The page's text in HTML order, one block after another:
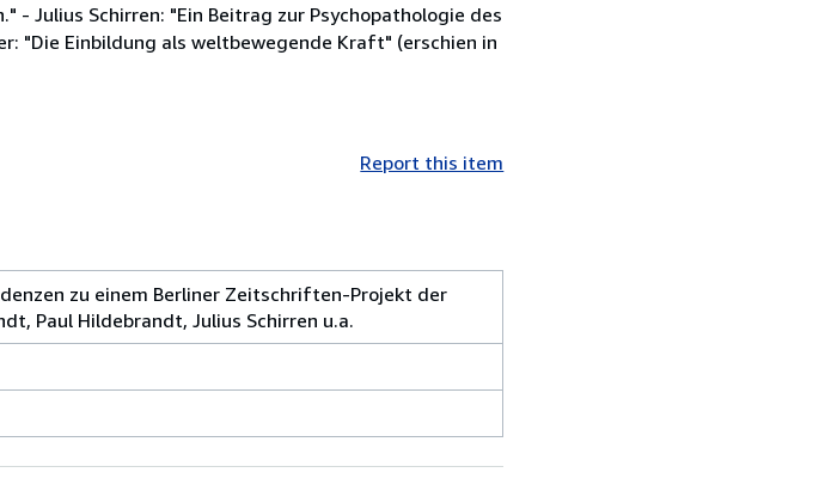
- Julius Schirren: "Ein Beitrag zur Psychopathologie des
"Die Einbildung als weltbewegende Kraft" (erschien in
Report this item
zu einem Berliner Zeitschriften-Projekt der
Paul Hildebrandt, Julius Schirren u.a.